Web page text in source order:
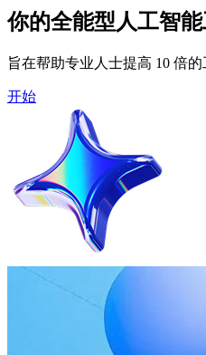
你的全能型人工智
旨在帮助专业人士提高 10 倍
开始